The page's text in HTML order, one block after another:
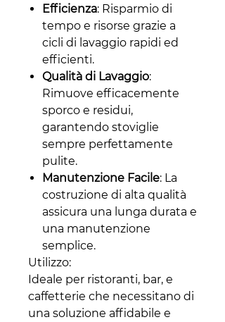
Efficienza: Risparmio di
tempo e risorse grazie a
cicli di lavaggio rapidi ed
efficienti.
Qualità di Lavaggio:
Rimuove efficacemente
sporco e residui,
garantendo stoviglie
sempre perfettamente
pulite.
Manutenzione Facile: La
costruzione di alta qualità
assicura una lunga durata e
una manutenzione
semplice.
Utilizzo:
Ideale per ristoranti, bar, e
caffetterie che necessitano di
una soluzione affidabile e